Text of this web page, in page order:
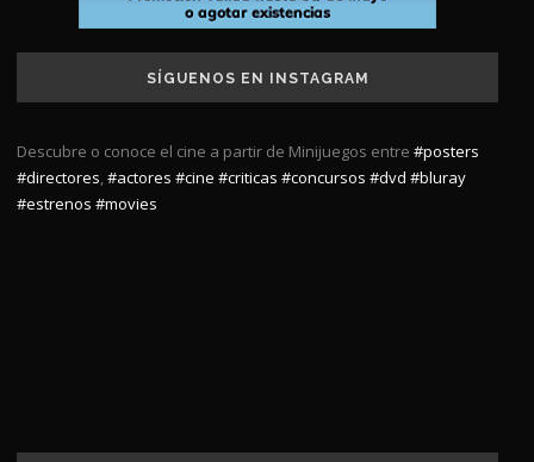
SÍGUENOS EN INSTAGRAM
Descubre o conoce el cine a partir de Minijuegos entre #posters
#directores,#actores #cine #criticas #concursos #dvd #bluray
#estrenos #movies